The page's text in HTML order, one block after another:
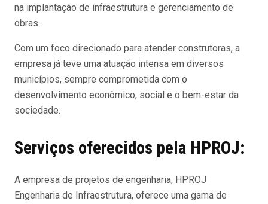
na implantação de infraestrutura e gerenciamento de
obras.
Com um foco direcionado para atender construtoras, a
empresa já teve uma atuação intensa em diversos
municípios, sempre comprometida com o
desenvolvimento econômico, social e o bem-estar da
sociedade.
Serviços oferecidos pela HPROJ:
A empresa de projetos de engenharia, HPROJ
Engenharia de Infraestrutura, oferece uma gama de